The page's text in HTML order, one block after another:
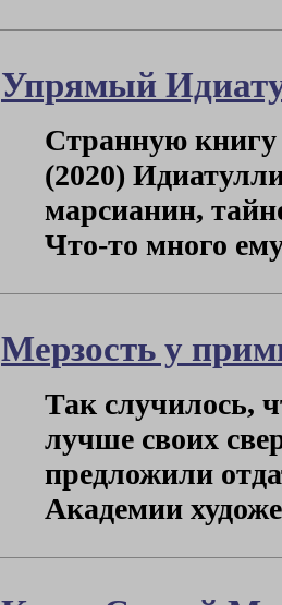
Упрямый
Странную
(2020)
марсианин,
Что-то много
Мерзость у
Так случилось,
лучше своих
предложили
Академии